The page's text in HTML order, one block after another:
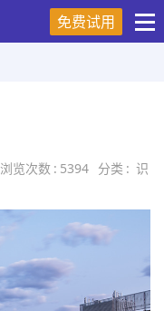
免费试用
浏览次数 : 5394 分类 : 识